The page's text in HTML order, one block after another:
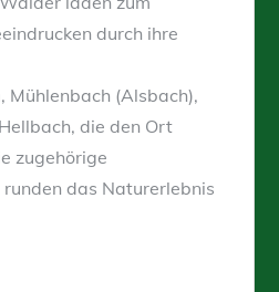
durch ihre
Mühlenbach (Alsbach),
die den Ort
zugehörige
das Naturerlebnis